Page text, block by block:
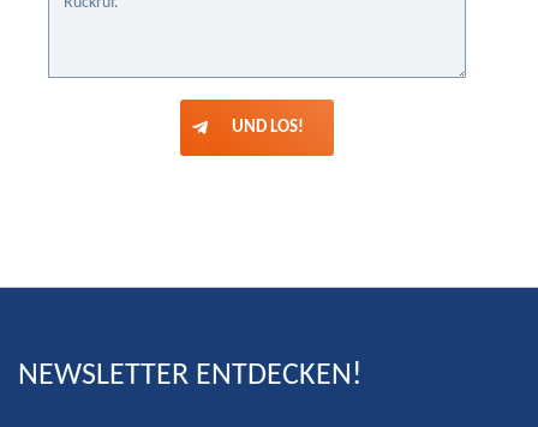
UND LOS!
NEWSLETTER ENTDECKEN!